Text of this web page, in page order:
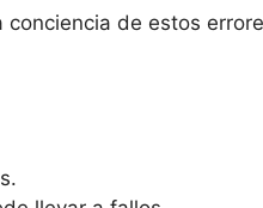
de estos